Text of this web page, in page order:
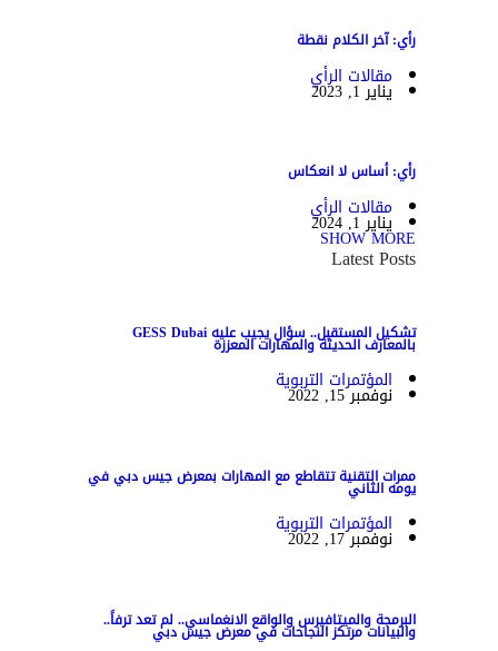
رأي: آخر الكلام نقطة
مقالات الرأي
يناير 1, 2023
رأي: أساس لا انعكاس
مقالات الرأي
يناير 1, 2024
SHOW MORE
Latest Posts
تشكيل المستقبل.. سؤال يجيب عليه GESS Dubai بالمعارف الحديثة والمهارات المعززة
المؤتمرات التربوية
نوفمبر 15, 2022
ممرات التقنية تتقاطع مع المهارات بمعرض جيس دبي في
يومه الثاني
المؤتمرات التربوية
نوفمبر 17, 2022
البرمجة والميتافيرس والواقع الانغماسي.. لم تعد ترفاً..
والبيانات مرتكز النجاحات في معرض جيس دبي